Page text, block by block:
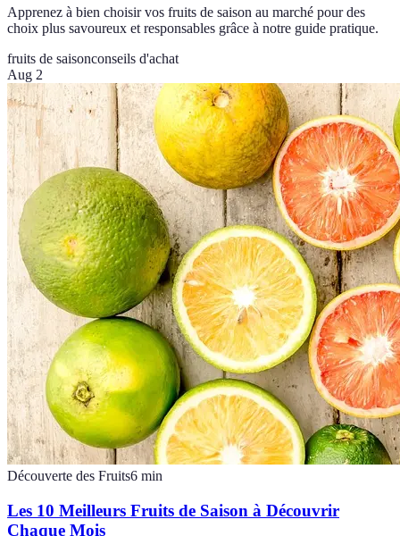
Apprenez à bien choisir vos fruits de saison au marché pour des
choix plus savoureux et responsables grâce à notre guide pratique.
fruits de saisonconseils d'achat
Aug 2
Découverte des Fruits6 min
Les 10 Meilleurs Fruits de Saison à Découvrir
Chaque Mois